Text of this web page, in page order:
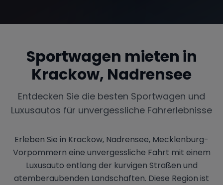
Sportwagen mieten in
Krackow, Nadrensee
Entdecken Sie die besten Sportwagen und
Luxusautos für unvergessliche Fahrerlebnisse
Erleben Sie in Krackow, Nadrensee, Mecklenburg-
Vorpommern eine unvergessliche Fahrt mit einem
Luxusauto entlang der kurvigen Straßen und
atemberaubenden Landschaften. Diese Region ist